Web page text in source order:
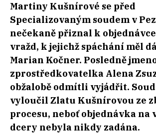
Martiny Kušnírové se před
Specializovaným soudem v
nečekaně přiznal k
vražd, k jejichž spáchání měl
Marian Kočner. Posledně
zprostředkovatelka Alena
obžalobě odmítli vyjádřit.
vyloučil Zlatu Kušnírovou ze
procesu, neboť objednávka na
dcery nebyla nikdy zadána.